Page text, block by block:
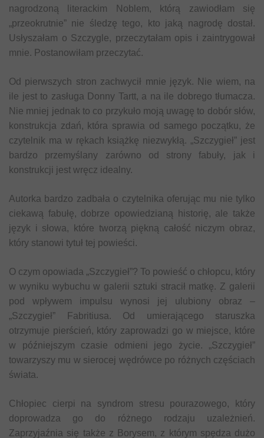
nagrodzoną literackim Noblem, którą zawiodłam się
„przeokrutnie” nie śledzę tego, kto jaką nagrodę dostał.
Usłyszałam o Szczygle, przeczytałam opis i zaintrygował
mnie. Postanowiłam przeczytać.
Od pierwszych stron zachwycił mnie język. Nie wiem, na
ile jest to zasługa Donny Tartt, a na ile dobrego tłumacza.
Nie mniej jednak to co przykuło moją uwagę to dobór słów,
konstrukcja zdań, która sprawia od samego początku, że
czytelnik ma w rękach książkę niezwykłą. „Szczygieł” jest
bardzo przemyślany zarówno od strony fabuły, jak i
konstrukcji jest wręcz idealny.
Autorka bardzo zadbała o czytelnika oferując mu nie tylko
ciekawą fabułę, dobrze opowiedzianą historię, ale także
język i słowa, które tworzą piękną całość niczym obraz,
który stanowi tytuł tej powieści.
O czym opowiada „Szczygieł”? To powieść o chłopcu, który
w wyniku wybuchu w galerii sztuki stracił matkę. Z galerii
pod wpływem impulsu wynosi jej ulubiony obraz –
„Szczygieł” Fabritiusa. Od umierającego staruszka
otrzymuje pierścień, który zaprowadzi go w miejsce, które
w późniejszym czasie odmieni jego życie. „Szczygieł”
towarzyszy mu w sierocej wędrówce po różnych częściach
świata.
Chłopiec cierpi na syndrom stresu pourazowego, który
doprowadza go do różnego rodzaju uzależnień.
Zaprzyjaźnia się także z Borysem, z którym spędza dużo